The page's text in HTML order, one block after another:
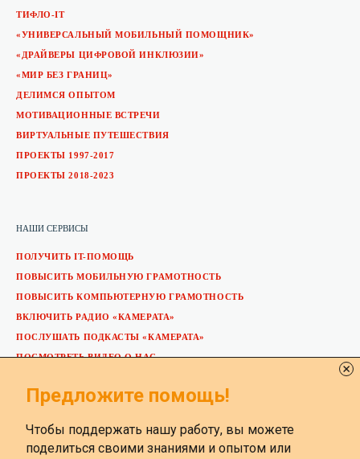
ТИФЛО-IT
«УНИВЕРСАЛЬНЫЙ МОБИЛЬНЫЙ ПОМОЩНИК»
«ДРАЙВЕРЫ ЦИФРОВОЙ ИНКЛЮЗИИ»
«МИР БЕЗ ГРАНИЦ»
ДЕЛИМСЯ ОПЫТОМ
МОТИВАЦИОННЫЕ ВСТРЕЧИ
ВИРТУАЛЬНЫЕ ПУТЕШЕСТВИЯ
ПРОЕКТЫ 1997-2017
ПРОЕКТЫ 2018-2023
НАШИ СЕРВИСЫ
ПОЛУЧИТЬ IT-ПОМОЩЬ
ПОВЫСИТЬ МОБИЛЬНУЮ ГРАМОТНОСТЬ
ПОВЫСИТЬ КОМПЬЮТЕРНУЮ ГРАМОТНОСТЬ
ВКЛЮЧИТЬ РАДИО «КАМЕРАТА»
ПОСЛУШАТЬ ПОДКАСТЫ «КАМЕРАТА»
ПОСМОТРЕТЬ ВИДЕО О НАС
ПРЕДЛОЖИТЬ СВОЮ ПОМОЩЬ
Предложите помощь!
Чтобы поддержать нашу работу, вы можете
поделиться своими знаниями и опытом или